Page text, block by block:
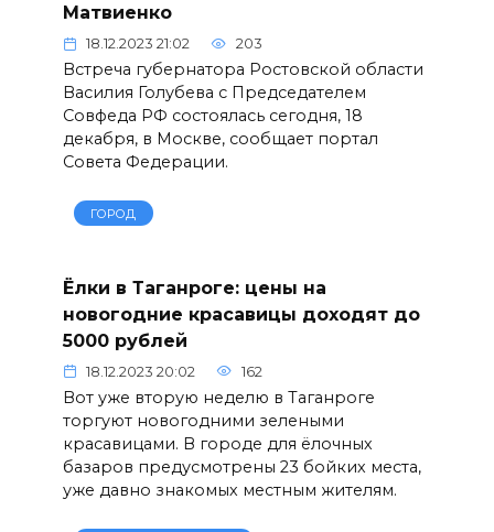
Матвиенко
18.12.2023 21:02 203
Встреча губернатора Ростовской области
Василия Голубева с Председателем
Совфеда РФ состоялась сегодня, 18
декабря, в Москве, сообщает портал
Совета Федерации.
ГОРОД
Ёлки в Таганроге: цены на
новогодние красавицы доходят до
5000 рублей
18.12.2023 20:02 162
Вот уже вторую неделю в Таганроге
торгуют новогодними зелеными
красавицами. В городе для ёлочных
базаров предусмотрены 23 бойких места,
уже давно знакомых местным жителям.